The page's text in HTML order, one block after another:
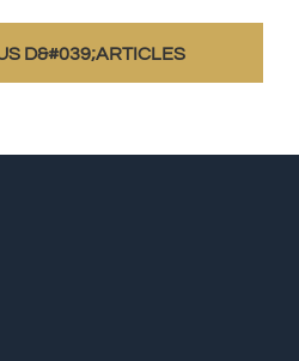
D&#039;ARTICLES